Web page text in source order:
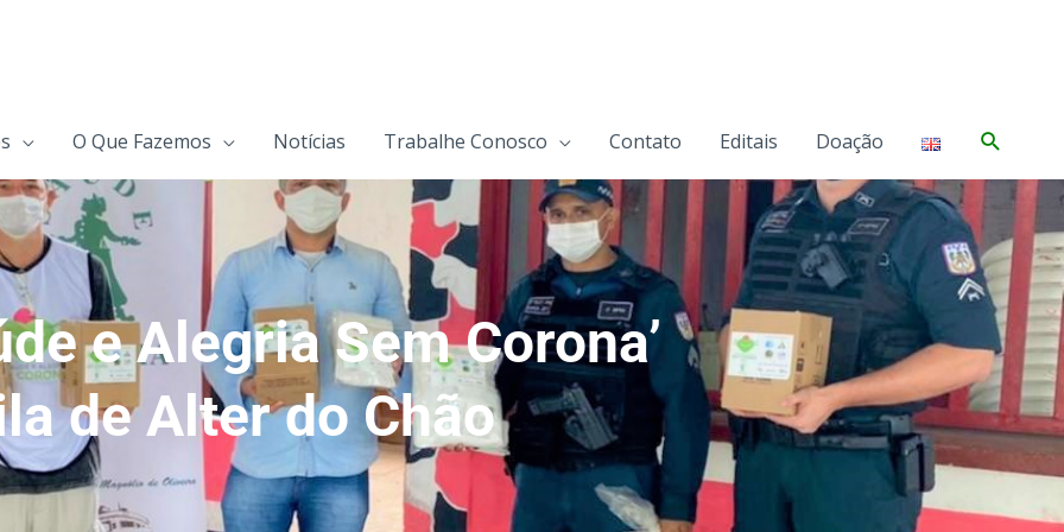
O Que Fazemos Notícias Trabalhe Conosco Contato Editais Doação
e Alegria Sem Corona’
de Alter do Chão